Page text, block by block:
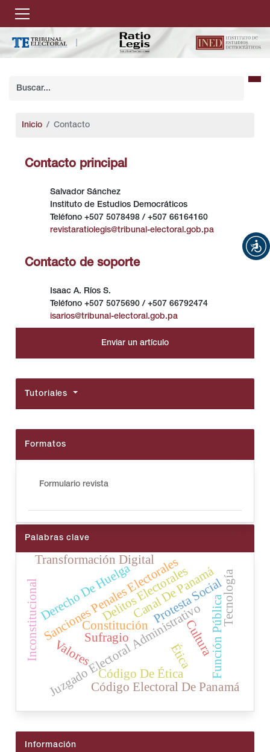
Inicio Contacto
Contacto principal
Salvador Sánchez
Instituto de Estudios Democráticos
Teléfono+507 5078498 / +507 66164160
revistaratiolegis@tribunal-electoral.gob.pa
Contacto de soporte
Isaac A. Ríos S.
Teléfono+507 5075690 / +507 66792474
isarios@tribunal-electoral.gob.pa
Enviar un artículo
Tutoriales
Formatos
Formulario revista
Palabras clave
Constitución
Juzgado Electoral Administrativo
Sanciones Penales Electorales
Delitos Electorales
Sufragio
Código Electoral De Panamá
Función Pública
Ética
Código De Ética
Transformación Digital
Inconstitucional Protesta Social
Derecho De Huelga Tecnología
Cultura
Valores
Canal De Panamá
Información